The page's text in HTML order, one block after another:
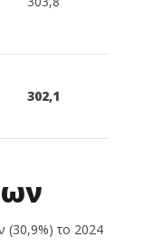
302,1
(30,9%) το 2024